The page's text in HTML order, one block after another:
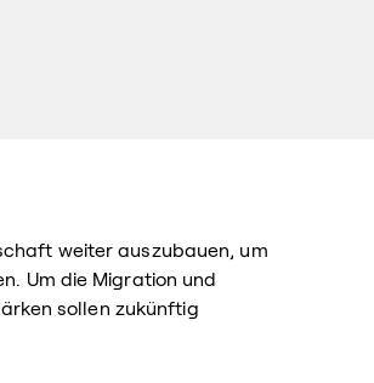
weiter auszubauen, um
Um die Migration und
sollen zukünftig